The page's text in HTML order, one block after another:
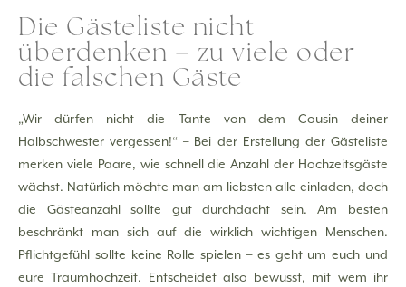
Die Gästeliste nicht
überdenken – zu viele oder
die falschen Gäste
„Wir dürfen nicht die Tante von dem Cousin deiner
Halbschwester vergessen!“ – Bei der Erstellung der Gästeliste
merken viele Paare, wie schnell die Anzahl der Hochzeitsgäste
wächst. Natürlich möchte man am liebsten alle einladen, doch
die Gästeanzahl sollte gut durchdacht sein. Am besten
beschränkt man sich auf die wirklich wichtigen Menschen.
Pflichtgefühl sollte keine Rolle spielen – es geht um euch und
eure Traumhochzeit. Entscheidet also bewusst, mit wem ihr